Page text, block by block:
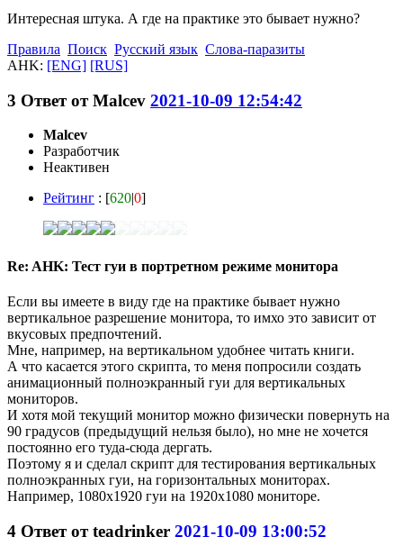
Интересная штука. А где на практике это бывает нужно?
Правила Поиск Русский язык Слова-паразиты
AHK: [ENG] [RUS]
3 Ответ отMalcev 2021-10-09 12:54:42
Malcev
Разработчик
Неактивен
Рейтинг : [620|0]
Re: AHK: Тест гуи в портретном режиме монитора
Если вы имеете в виду где на практике бывает нужно
вертикальное разрешение монитора, то имхо это зависит от
вкусовых предпочтений.
Мне, например, на вертикальном удобнее читать книги.
А что касается этого скрипта, то меня попросили создать
анимационный полноэкранный гуи для вертикальных
мониторов.
И хотя мой текущий монитор можно физически повернуть на
90 градусов (предыдущий нельзя было), но мне не хочется
постоянно его туда-сюда дергать.
Поэтому я и сделал скрипт для тестирования вертикальных
полноэкранных гуи, на горизонтальных мониторах.
Например, 1080x1920 гуи на 1920x1080 мониторе.
4 Ответ отteadrinker 2021-10-09 13:00:52